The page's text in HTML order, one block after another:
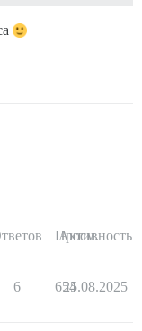
Просм.
Активность
6 654
25.08.2025